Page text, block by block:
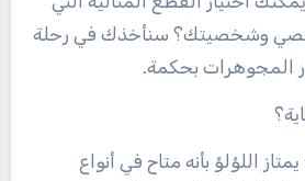
وشخصيتك؟ سنأخذك في رحلة
المجوهرات بحكمة.
اللؤلؤ بأنه متاح في أنواع